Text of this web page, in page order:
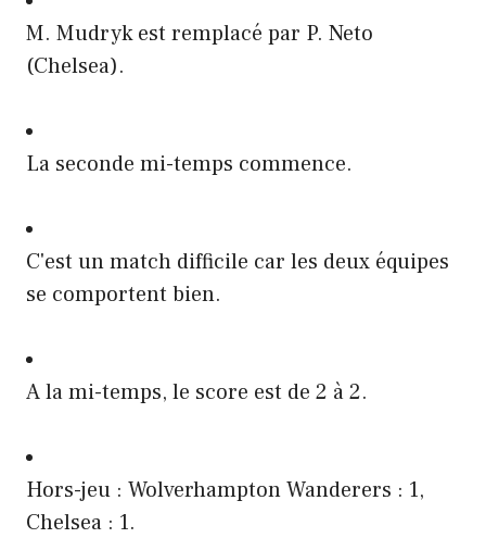
M. Mudryk est remplacé par P. Neto
(Chelsea).
La seconde mi-temps commence.
C'est un match difficile car les deux équipes
se comportent bien.
A la mi-temps, le score est de 2 à 2.
Hors-jeu : Wolverhampton Wanderers : 1,
Chelsea : 1.